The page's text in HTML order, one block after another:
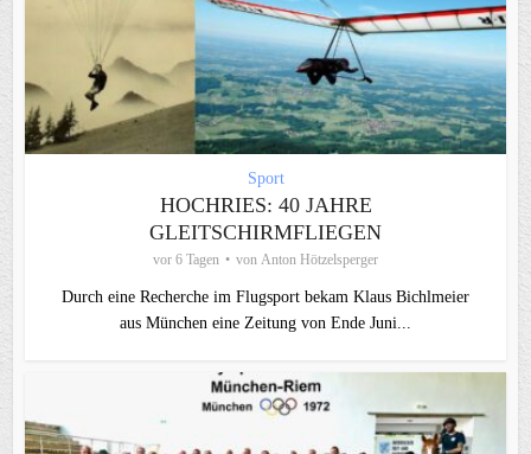
Sport
HOCHRIES: 40 JAHRE
GLEITSCHIRMFLIEGEN
vor 6 Tagen von Anton Hötzelsperger
Durch eine Recherche im Flugsport bekam Klaus Bichlmeier
aus München eine Zeitung von Ende Juni...